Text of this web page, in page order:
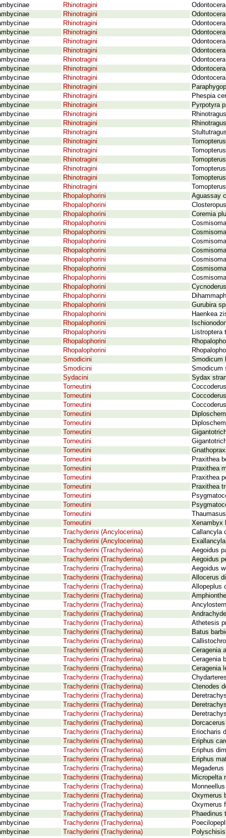
Rhinotragini
Rhinotragini
Rhinotragini
Rhinotragini
Rhinotragini
Rhinotragini
Rhinotragini
Rhinotragini
Rhinotragini
Rhinotragini
Rhinotragini
Phespia
Rhinotragini
Pyrpotyra
Rhinotragini
Rhinotragini
Rhinotragini
Rhinotragini
Rhinotragini
Rhinotragini
Rhinotragini
Rhinotragini
Rhinotragini
Rhopalophorini
Aguassay
Rhopalophorini
Rhopalophorini
Coremia
Rhopalophorini
Rhopalophorini
Rhopalophorini
Rhopalophorini
Rhopalophorini
Rhopalophorini
Rhopalophorini
Rhopalophorini
Rhopalophorini
Rhopalophorini
Gurubira
Rhopalophorini
Haenkea
Rhopalophorini
Rhopalophorini
Listroptera
Rhopalophorini
Rhopalophorini
Smodicini
Smodicum
Smodicini
Smodicum
Sydacini
Sydax
Torneutini
Torneutini
Torneutini
Torneutini
Torneutini
Torneutini
Torneutini
Torneutini
Torneutini
Praxithea
Torneutini
Praxithea
Torneutini
Praxithea
Torneutini
Praxithea
Torneutini
Torneutini
Torneutini
Torneutini
Xenambyx
Trachyderini (Ancylocerina)
Callancyla
Trachyderini (Ancylocerina)
Trachyderini (Trachyderina)
Aegoidus
Trachyderini (Trachyderina)
Aegoidus
Trachyderini (Trachyderina)
Aegoidus
Trachyderini (Trachyderina)
Allocerus
Trachyderini (Trachyderina)
Allopeplus
Trachyderini (Trachyderina)
Trachyderini (Trachyderina)
Trachyderini (Trachyderina)
Trachyderini (Trachyderina)
Athetesis
Trachyderini (Trachyderina)
Batus
Trachyderini (Trachyderina)
Trachyderini (Trachyderina)
Ceragenia
Trachyderini (Trachyderina)
Ceragenia
Trachyderini (Trachyderina)
Ceragenia
Trachyderini (Trachyderina)
Trachyderini (Trachyderina)
Ctenodes
Trachyderini (Trachyderina)
Trachyderini (Trachyderina)
Trachyderini (Trachyderina)
Trachyderini (Trachyderina)
Trachyderini (Trachyderina)
Eriocharis
Trachyderini (Trachyderina)
Eriphus
Trachyderini (Trachyderina)
Eriphus
Trachyderini (Trachyderina)
Eriphus
Trachyderini (Trachyderina)
Trachyderini (Trachyderina)
Micropelta
Trachyderini (Trachyderina)
Trachyderini (Trachyderina)
Oxymerus
Trachyderini (Trachyderina)
Oxymerus
Trachyderini (Trachyderina)
Phaedinus
Trachyderini (Trachyderina)
Trachyderini (Trachyderina)